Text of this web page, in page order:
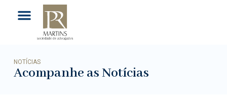
NOTÍCIAS
Acompanhe as Notícias